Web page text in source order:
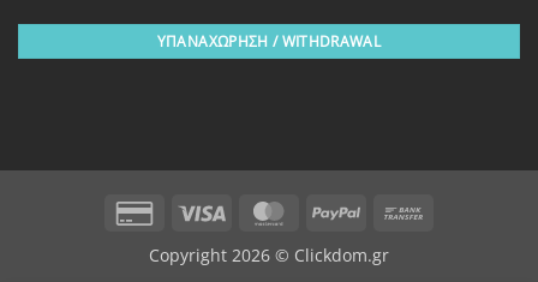
ΥΠΑΝΑΧΩΡΗΣΗ / WITHDRAWAL
Credit
2
Visa MasterCardPayPal
Copyright 2026 © Clickdom.gr